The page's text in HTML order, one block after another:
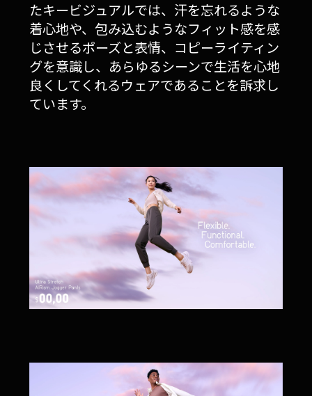
たキービジュアルでは、汗を忘れるような
着心地や、包み込むようなフィット感を感
じさせるポーズと表情、コピーライティン
グを意識し、あらゆるシーンで生活を心地
良くしてくれるウェアであることを訴求し
ています。